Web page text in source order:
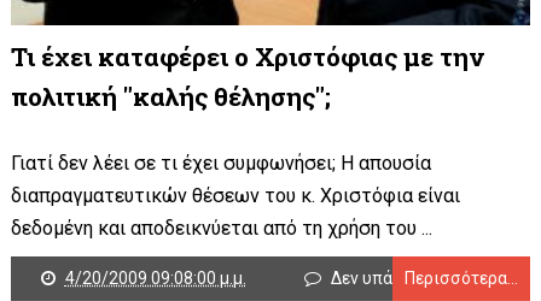
Τι έχει καταφέρει ο Χριστόφιας με την
πολιτική "καλής θέλησης";
Γιατί δεν λέει σε τι έχει συμφωνήσει; Η απουσία
διαπραγματευτικών θέσεων του κ. Χριστόφια είναι
δεδομένη και αποδεικνύεται από τη χρήση του ...
4/20/2009 09:08:00 μ.μ. Δεν υπάρχουν σχόλια
Περισσότερα...